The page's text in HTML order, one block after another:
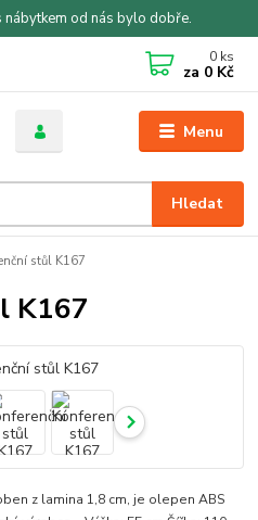
nábytkem od nás bylo dobře.
Menu
Hledat
0 ks
za 0 Kč
stůl K167
K167
z lamina 1,8 cm, je olepen ABS